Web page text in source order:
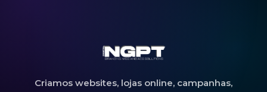
Criamos websites, lojas online, campanhas,